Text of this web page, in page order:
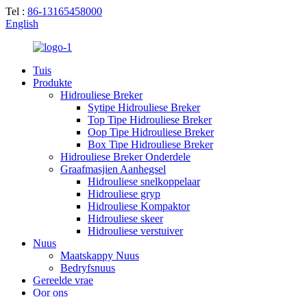
Tel : 86-13165458000
English
Tuis
Produkte
Hidrouliese Breker
Sytipe Hidrouliese Breker
Top Tipe Hidrouliese Breker
Oop Tipe Hidrouliese Breker
Box Tipe Hidrouliese Breker
Hidrouliese Breker Onderdele
Graafmasjien Aanhegsel
Hidrouliese snelkoppelaar
Hidrouliese gryp
Hidrouliese Kompaktor
Hidrouliese skeer
Hidrouliese verstuiver
Nuus
Maatskappy Nuus
Bedryfsnuus
Gereelde vrae
Oor ons